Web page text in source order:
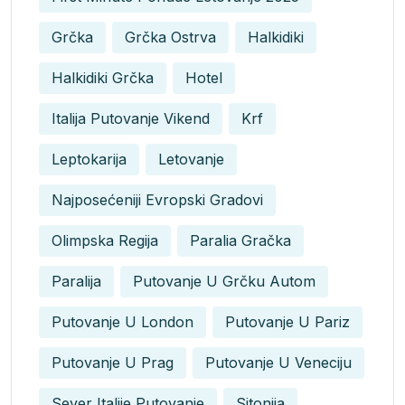
Grčka Grčka Ostrva Halkidiki
Halkidiki Grčka Hotel
Italija Putovanje Vikend Krf
Leptokarija Letovanje
Najposećeniji Evropski Gradovi
Olimpska Regija Paralia Gračka
Paralija Putovanje U Grčku Autom
Putovanje U London Putovanje U Pariz
Putovanje U Prag Putovanje U Veneciju